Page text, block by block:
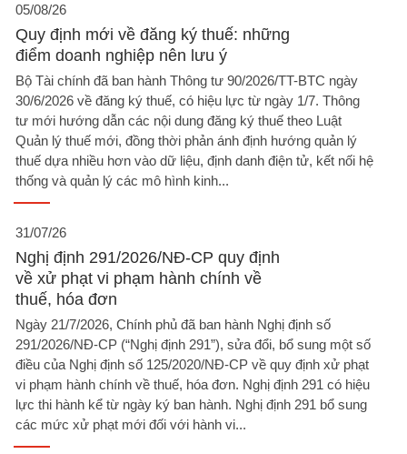
05/08/26
Quy định mới về đăng ký thuế: những
điểm doanh nghiệp nên lưu ý​
Bộ Tài chính đã ban hành Thông tư 90/2026/TT-BTC ngày
30/6/2026 về đăng ký thuế, có hiệu lực từ ngày 1/7. Thông
tư mới hướng dẫn các nội dung đăng ký thuế theo Luật
Quản lý thuế mới, đồng thời phản ánh định hướng quản lý
thuế dựa nhiều hơn vào dữ liệu, định danh điện tử, kết nối hệ
thống và quản lý các mô hình kinh...
31/07/26
Nghị định 291/2026/NĐ-CP quy định
về xử phạt vi phạm hành chính về
thuế, hóa đơn
Ngày 21/7/2026, Chính phủ đã ban hành Nghị định số
291/2026/NĐ-CP (“Nghị định 291”), sửa đổi, bổ sung một số
điều của Nghị định số 125/2020/NĐ-CP về quy định xử phạt
vi phạm hành chính về thuế, hóa đơn. Nghị định 291 có hiệu
lực thi hành kể từ ngày ký ban hành. Nghị định 291 bổ sung
các mức xử phạt mới đối với hành vi...